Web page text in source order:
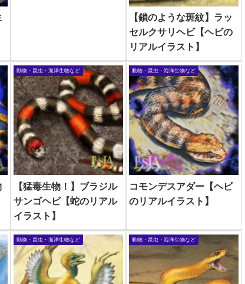
【鎖のような斑紋】ラッ
セルクサリヘビ【ヘビの
リアルイラスト】
動物・昆虫・海洋生物など
【猛毒生物！】ブラジル
サンゴヘビ【蛇のリアル
イラスト】
動物・昆虫・海洋生物など
コモンデスアダー【ヘビ
のリアルイラスト】
動物・昆虫・海洋生物など 動物・昆虫・海洋生物など